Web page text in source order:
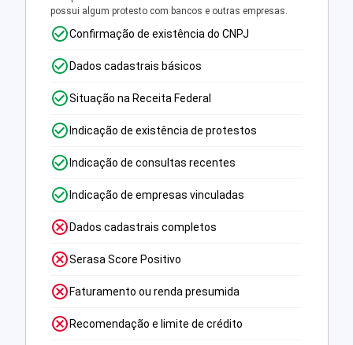
possui algum protesto com bancos e outras empresas.
Confirmação de existência do CNPJ
Dados cadastrais básicos
Situação na Receita Federal
Indicação de existência de protestos
Indicação de consultas recentes
Indicação de empresas vinculadas
Dados cadastrais completos
Serasa Score Positivo
Faturamento ou renda presumida
Recomendação e limite de crédito